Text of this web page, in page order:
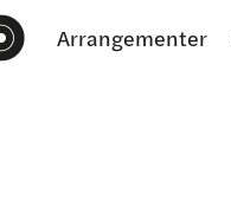
Arrangementer